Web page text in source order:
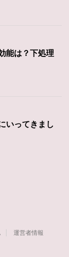
能は？下処理
いってきまし
運営者情報